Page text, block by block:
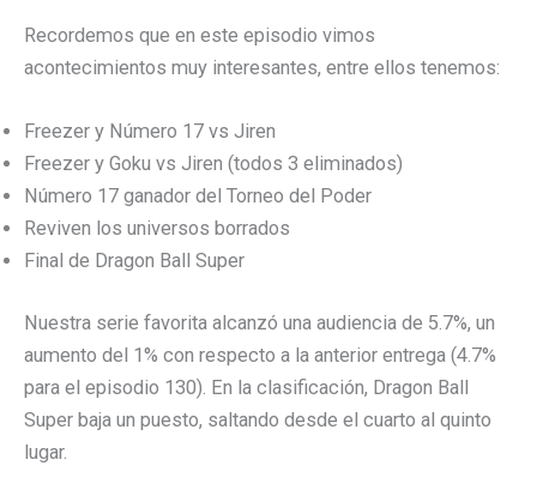
Recordemos que en este episodio vimos
acontecimientos muy interesantes, entre ellos tenemos:
Freezer y Número 17 vs Jiren
Freezer y Goku vs Jiren (todos 3 eliminados)
Número 17 ganador del Torneo del Poder
Reviven los universos borrados
Final de Dragon Ball Super
Nuestra serie favorita alcanzó una audiencia de 5.7%, un
aumento del 1% con respecto a la anterior entrega (4.7%
para el episodio 130). En la clasificación, Dragon Ball
Super baja un puesto, saltando desde el cuarto al quinto
lugar.